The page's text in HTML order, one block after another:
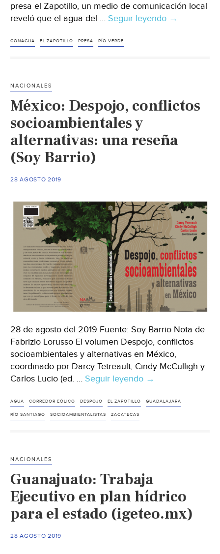
presa el Zapotillo, un medio de comunicación local
reveló que el agua del … Seguir leyendo Guadalajara:
(Radio
→
CONAGUA EL ZAPOTILLO PRESA RÍO VERDE
NACIONALES
México: Despojo, conflictos
socioambientales y
alternativas: una reseña
(Soy Barrio)
28 AGOSTO 2019
28 de agosto del 2019 Fuente: Soy Barrio Nota de
Fabrizio Lorusso El volumen Despojo, conflictos
socioambientales y alternativas en México,
coordinado por Darcy Tetreault, Cindy McCulligh y
Carlos Lucio (ed. … Seguir leyendo México:
conflictos
(Soy
Barrio)
→
AGUA CORREDOR EÓLICO DESPOJO EL ZAPOTILLO GUADALAJARA
RÍO SANTIAGO SOCIOAMBIENTALISTAS ZACATECAS
NACIONALES
Guanajuato: Trabaja
Ejecutivo en plan hídrico
para el estado (igeteo.mx)
28 AGOSTO 2019